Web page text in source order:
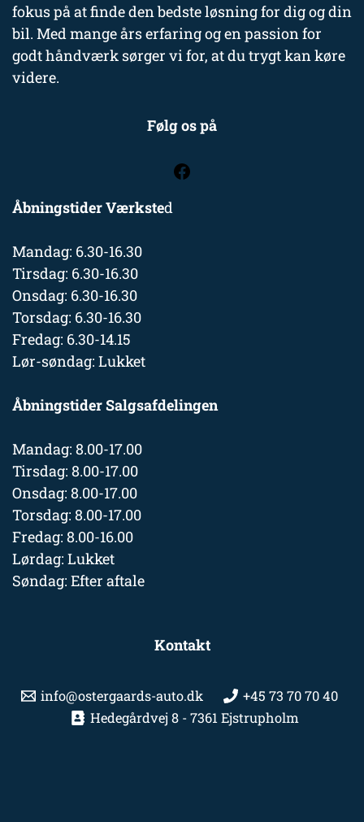
fokus på at finde den bedste løsning for dig og din
bil. Med mange års erfaring og en passion for
godt håndværk sørger vi for, at du trygt kan køre
videre.
Følg os på
Åbningstider Værksted
Mandag: 6.30-16.30
Tirsdag: 6.30-16.30
Onsdag: 6.30-16.30
Torsdag: 6.30-16.30
Fredag: 6.30-14.15
Lør-søndag: Lukket
Åbningstider Salgsafdelingen
Mandag: 8.00-17.00
Tirsdag: 8.00-17.00
Onsdag: 8.00-17.00
Torsdag: 8.00-17.00
Fredag: 8.00-16.00
Lørdag: Lukket
Søndag: Efter aftale
Kontakt
info@ostergaards-auto.dk
+45 73 70 70 40
Hedegårdvej 8 - 7361 Ejstrupholm